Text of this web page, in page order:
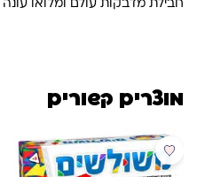
חבילת מדבקות עולם ומלואו עונה 14 -מדבקת זהב
מוצרים קשורים